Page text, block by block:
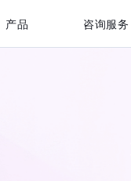
产品 咨询服务